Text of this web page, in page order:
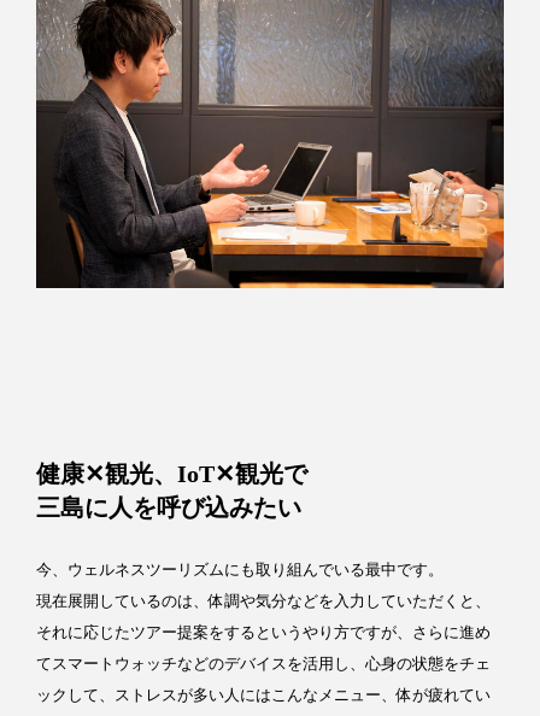
健康✕観光、IoT✕観光で
三島に人を呼び込みたい
今、ウェルネスツーリズムにも取り組んでいる最中です。
現在展開しているのは、体調や気分などを入力していただくと、
それに応じたツアー提案をするというやり方ですが、さらに進め
てスマートウォッチなどのデバイスを活用し、心身の状態をチェ
ックして、ストレスが多い人にはこんなメニュー、体が疲れてい